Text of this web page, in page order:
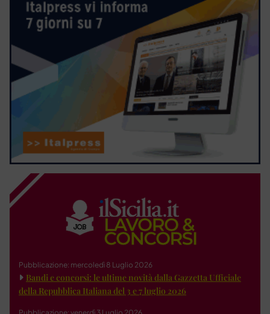
Pubblicazione: mercoledì 8 Luglio 2026
Bandi e concorsi: le ultime novità dalla Gazzetta Ufficiale
della Repubblica Italiana del 3 e 7 luglio 2026